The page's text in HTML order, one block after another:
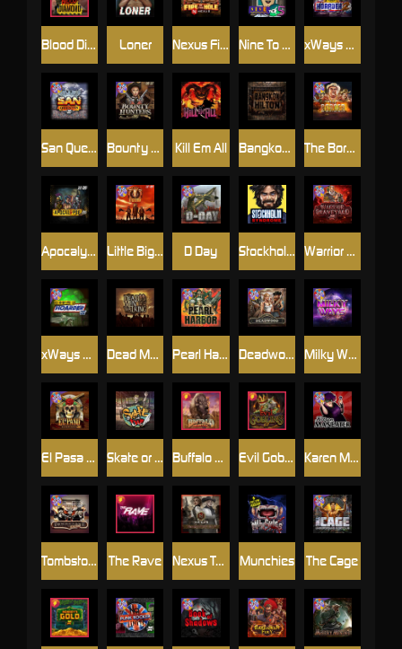
Kill Em All
Blood Diamond Nexus Fire In The Hole xBomb
Dead Men Walking
Munchies
Skate or Die
Stockholm Syndrome
Apocalypse Super xNudge
Bangkok Hilton
Nexus Tombstone RIP
Loner
Tombstone No Mercy The Cage
xWays Hoarder 2
Nine To Five
Bounty Hunters xNudge®
El Pasa Gunfight xNudge
Warrior Graveyard xNudge
Little Bighorn
Evil Goblins xBomb
San Quentin xWays
Deadwood xNudge
Buffalo Hunter
Milky Ways
Pearl Harbor
xWays Hoarder xSplit
Karen Maneater
D Day
The Border
The Rave